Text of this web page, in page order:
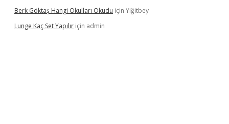
Berk Göktaş Hangi Okulları Okudu için Yiğitbey
Lunge Kaç Set Yapılır için admin